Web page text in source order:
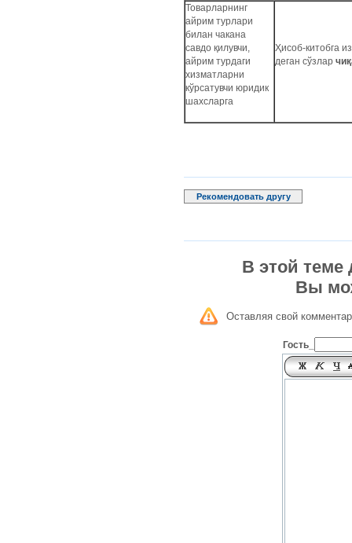
Товарларнинг
айрим турлари
билан чакана
савдо қилувчи,
айрим турдаги
хизматларни
кўрсатувчи юридик
шахсларга
Ҳисоб-китобга
деган сўзлар
Рекомендовать другу
В этой теме
Вы
Оставляя свой
Гость_